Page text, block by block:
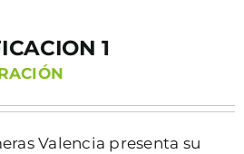
1
Valencia presenta su